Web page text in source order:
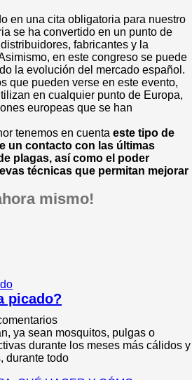
en una cita obligatoria para nuestro
se ha convertido en un punto de
fabricantes y la
en este congreso se puede
la evolución del mercado español.
que pueden verse en este evento,
en cualquier punto de Europa,
europeas que se han
tenemos en cuenta este tipo de
un contacto con las últimas
plagas, así como el poder
técnicas que permitan mejorar
mismo!
picado?
ya sean mosquitos, pulgas o
durante los meses más cálidos y
durante todo